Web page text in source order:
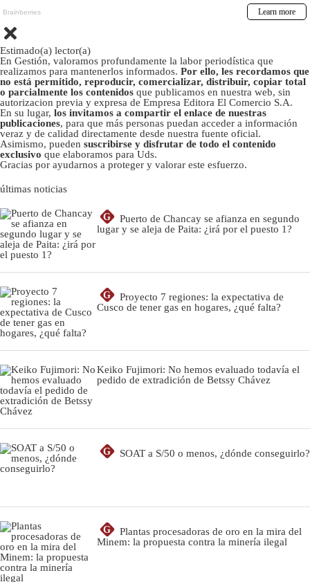
Estimado(a) lector(a)
En Gestión, valoramos profundamente la labor periodística que
realizamos para mantenerlos informados. Por ello, les recordamos que
no está permitido, reproducir, comercializar, distribuir, copiar total
o parcialmente los contenidos que publicamos en nuestra web, sin
autorizacion previa y expresa de Empresa Editora El Comercio S.A.
En su lugar, los invitamos a compartir el enlace de nuestras
publicaciones, para que más personas puedan acceder a información
veraz y de calidad directamente desde nuestra fuente oficial.
Asimismo, pueden suscribirse y disfrutar de todo el contenido
exclusivo que elaboramos para Uds.
Gracias por ayudarnos a proteger y valorar este esfuerzo.
últimas noticias
G
Puerto de Chancay se afianza en segundo
lugar y se aleja de Paita: ¿irá por el puesto 1?
G
Proyecto 7 regiones: la expectativa de
Cusco de tener gas en hogares, ¿qué falta?
Keiko Fujimori: No hemos evaluado todavía el
pedido de extradición de Betssy Chávez
G SOAT a S/50 o menos, ¿dónde conseguirlo?
G
Plantas procesadoras de oro en la mira del
Minem: la propuesta contra la minería ilegal